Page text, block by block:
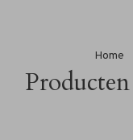
Home